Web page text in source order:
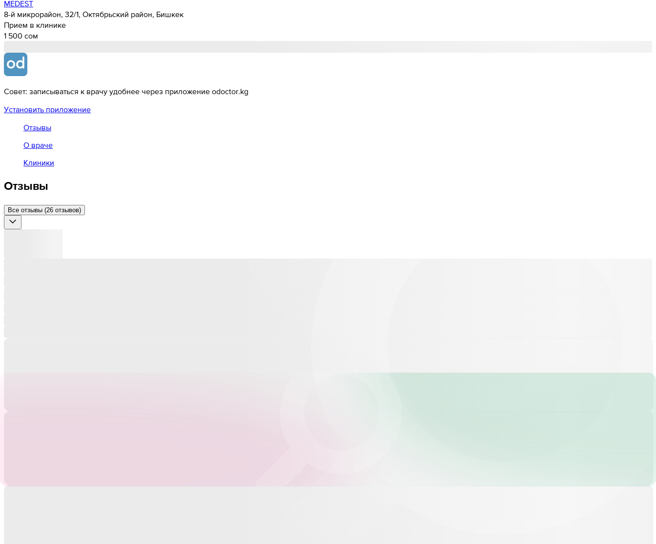
MEDEST
8-й микрорайон, 32/1, Октябрьский район, Бишкек
Прием в клинике
1 500 cом
Совет: записываться к врачу удобнее через приложение odoctor.kg
Установить приложение
Отзывы
О враче
Клиники
Отзывы
Все отзывы (26 отзывов)